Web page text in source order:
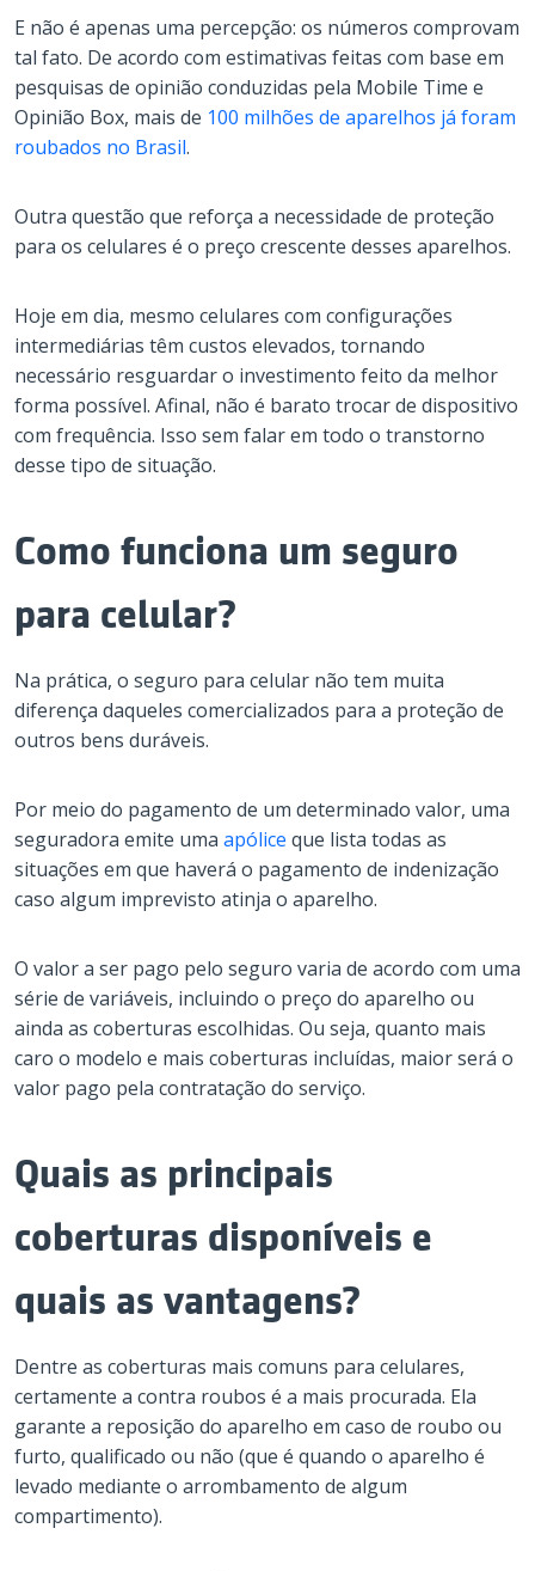
E não é apenas uma percepção: os números comprovam
tal fato. De acordo com estimativas feitas com base em
pesquisas de opinião conduzidas pela Mobile Time e
Opinião Box, mais de 100 milhões de aparelhos já foram
roubados no Brasil.
Outra questão que reforça a necessidade de proteção
para os celulares é o preço crescente desses aparelhos.
Hoje em dia, mesmo celulares com configurações
intermediárias têm custos elevados, tornando
necessário resguardar o investimento feito da melhor
forma possível. Afinal, não é barato trocar de dispositivo
com frequência. Isso sem falar em todo o transtorno
desse tipo de situação.
Como funciona um seguro
para celular?
Na prática, o seguro para celular não tem muita
diferença daqueles comercializados para a proteção de
outros bens duráveis.
Por meio do pagamento de um determinado valor, uma
seguradora emite uma apólice que lista todas as
situações em que haverá o pagamento de indenização
caso algum imprevisto atinja o aparelho.
O valor a ser pago pelo seguro varia de acordo com uma
série de variáveis, incluindo o preço do aparelho ou
ainda as coberturas escolhidas. Ou seja, quanto mais
caro o modelo e mais coberturas incluídas, maior será o
valor pago pela contratação do serviço.
Quais as principais
coberturas disponíveis e
quais as vantagens?
Dentre as coberturas mais comuns para celulares,
certamente a contra roubos é a mais procurada. Ela
garante a reposição do aparelho em caso de roubo ou
furto, qualificado ou não (que é quando o aparelho é
levado mediante o arrombamento de algum
compartimento).